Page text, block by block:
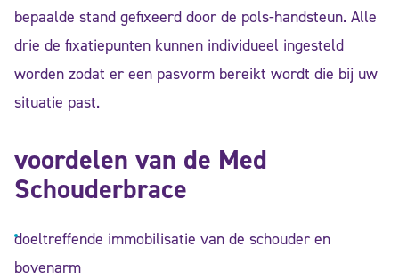
bepaalde stand gefixeerd door de pols-handsteun. Alle
drie de fixatiepunten kunnen individueel ingesteld
worden zodat er een pasvorm bereikt wordt die bij uw
situatie past.
voordelen van de Med
Schouderbrace
doeltreffende immobilisatie van de schouder en
bovenarm